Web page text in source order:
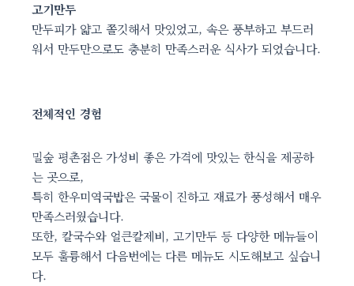
고기만두
만두피가 얇고 쫄깃해서 맛있었고, 속은 풍부하고 부드러
워서 만두만으로도 충분히 만족스러운 식사가 되었습니다.
전체적인 경험
밀숲 평촌점은 가성비 좋은 가격에 맛있는 한식을 제공하
는 곳으로,
특히 한우미역국밥은 국물이 진하고 재료가 풍성해서 매우
만족스러웠습니다.
또한, 칼국수와 얼큰칼제비, 고기만두 등 다양한 메뉴들이
모두 훌륭해서 다음번에는 다른 메뉴도 시도해보고 싶습니
다.